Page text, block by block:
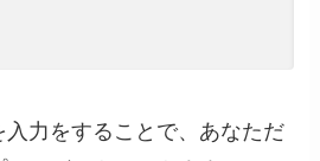
入力をすることで、あなただ